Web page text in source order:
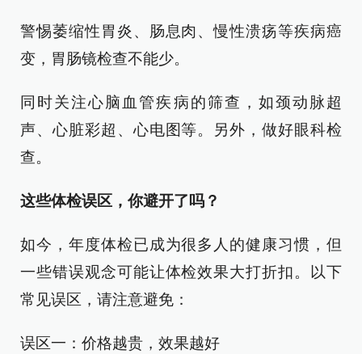
警惕萎缩性胃炎、肠息肉、慢性溃疡等疾病癌
变，胃肠镜检查不能少。
同时关注心脑血管疾病的筛查，如颈动脉超
声、心脏彩超、心电图等。另外，做好眼科检
查。
这些体检误区，你避开了吗？
如今，年度体检已成为很多人的健康习惯，但
一些错误观念可能让体检效果大打折扣。以下
常见误区，请注意避免：
误区一：价格越贵，效果越好